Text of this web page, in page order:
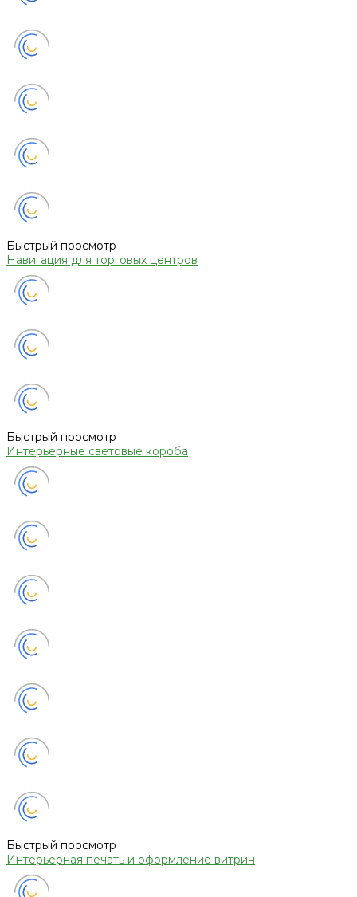
Быстрый просмотр
Навигация для торговых центров
Быстрый просмотр
Интерьерные световые короба
Быстрый просмотр
Интерьерная печать и оформление витрин